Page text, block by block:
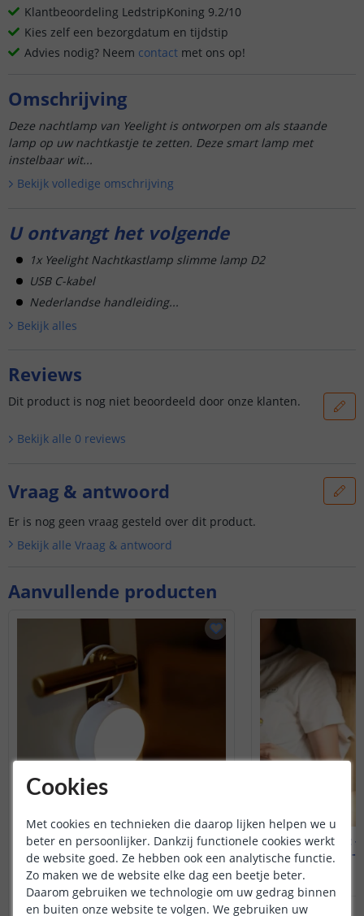
Klantbeoordeling LedstripKoning 9.2/10
Kies zelf een bezorgdatum en tijdstip
Advies nodig? Neem contact met ons op!
Omschrijving
Deze nachtlamp van Yeelight is ontworpen om als staande
lamp op uw nachtkastje te zetten. Deze smart lamp met
instelbaar wit...
Bekijk volledige omschrijving
U ontvangt het volgende
1x Yeelight Nachtkastlamp slimme lamp D2
USB C-kabel
Nederlandse handleiding...
Bekijk alles
Aanvullende producten
Yeelight - Nachtlamp
0,25 watt - Warm Wit
(2 reviews)
Yeelight
20 watt -
Reviews
Dit product is nog niet beoordeeld door onze klanten.
Bekijk alle 0 reviews
Vraag & antwoord
Er is nog geen vraag gesteld over dit product.
Bekijk alle Vraag & antwoord
Cookies
Met cookies en technieken die daarop lijken helpen we u
beter en persoonlijker. Dankzij functionele cookies werkt
de website goed. Ze hebben ook een analytische functie.
Zo maken we de website elke dag een beetje beter.
Daarom gebruiken we technologie om uw gedrag binnen
en buiten onze website te volgen. We gebruiken uw